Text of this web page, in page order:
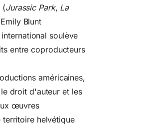
(Jurassic Park, La
Blunt
soulève
entre coproducteurs
américaines,
droit d'auteur et les
œuvres
helvétique